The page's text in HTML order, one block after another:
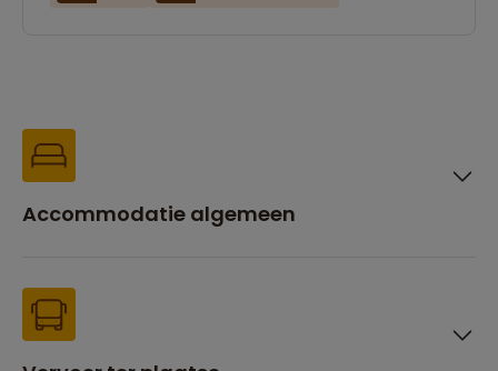
Accommodatie algemeen